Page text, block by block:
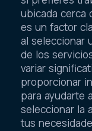
ubicada cerca
es un factor
al seleccionar
de los
variar
proporcionar
para ayudarte
seleccionar la
tus